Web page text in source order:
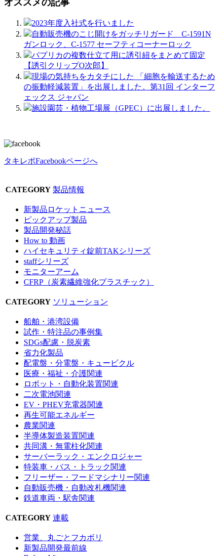
オススメの記事
2023年度入社式を行いました
自動販売機のこじ開けをガッチリガード C-1591N
ガンロック、C-1577 セーフティコーナーロック
パプリカの複数仕立て用に誘引紐をまとめて固定
【誘引クリップO次郎】
現場の気持ちをカタチにした 「細胞を輸送するため
の振動軽減装置」を出展しました。第31回 インターフ
ェックス ジャパン
施設園芸・植物工場展（GPEC）に出展しました。
タキレポFacebookページへ
CATEGORY 製品情報
新製品ロケットニュース
ピックアップ製品
製品開発秘話
How to 動画
ハイセキュリティ錠前TAKシリーズ
staffシリーズ
モニターアーム
CFRP（炭素繊維強化プラスチック）
CATEGORY ソリューション
船舶・港湾設備
試作・特注品の事例集
SDGs配慮・脱炭素
省力化製品
配電盤・分電盤・キュービクル
医療・福祉・介護関連
ロボット・自動化装置関連
二次電池関連
EV・PHEV充電器関連
再生可能エネルギー
農業関連
半導体製造装置関連
共同溝・無電柱化関連
サーバーラック・エンクロジャー
特装車・バス・トラック関連
フリーザー・フードマシナリー関連
自動販売機・自動改札機関連
鉄道車両・駅舎関連
CATEGORY 連載
営業、丸ごとフカボリ
新製品開発最前線